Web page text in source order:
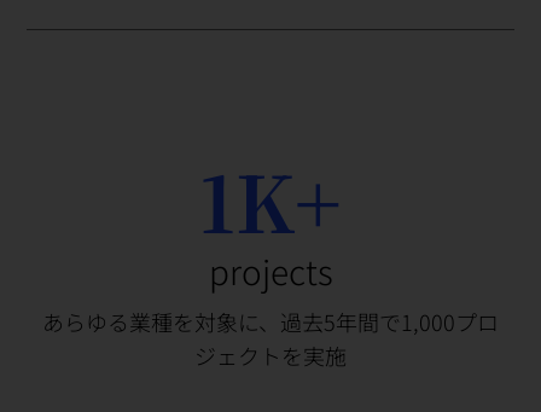
1K+
projects
あらゆる業種を対象に、過去5年間で1,000プロ
ジェクトを実施